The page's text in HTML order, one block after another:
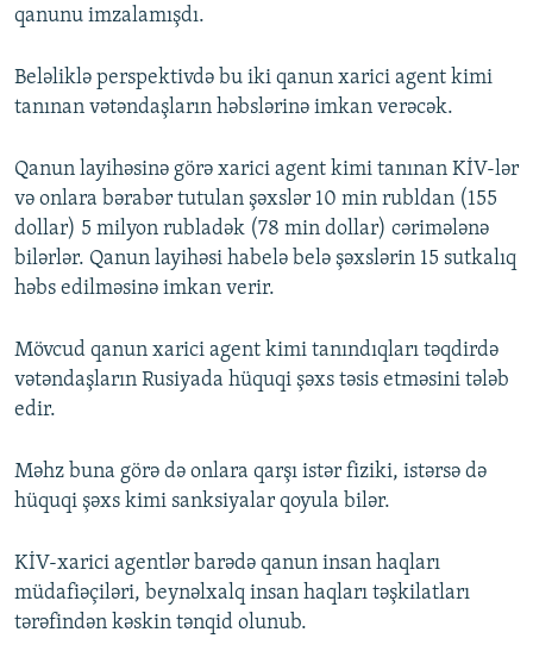
qanunu imzalamışdı.
Beləliklə perspektivdə bu iki qanun xarici agent kimi
tanınan vətəndaşların həbslərinə imkan verəcək.
Qanun layihəsinə görə xarici agent kimi tanınan KİV-lər
və onlara bərabər tutulan şəxslər 10 min rubldan (155
dollar) 5 milyon rubladək (78 min dollar) cərimələnə
bilərlər. Qanun layihəsi habelə belə şəxslərin 15 sutkalıq
həbs edilməsinə imkan verir.
Mövcud qanun xarici agent kimi tanındıqları təqdirdə
vətəndaşların Rusiyada hüquqi şəxs təsis etməsini tələb
edir.
Məhz buna görə də onlara qarşı istər fiziki, istərsə də
hüquqi şəxs kimi sanksiyalar qoyula bilər.
KİV-xarici agentlər barədə qanun insan haqları
müdafiəçiləri, beynəlxalq insan haqları təşkilatları
tərəfindən kəskin tənqid olunub.